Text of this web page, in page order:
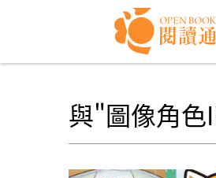
與"圖像角色